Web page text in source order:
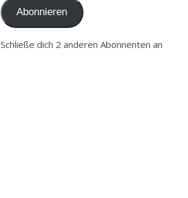
Abonnieren
Schließe dich 2 anderen Abonnenten an